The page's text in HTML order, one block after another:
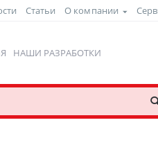
Статьи О компании
НАШИ РАЗРАБОТКИ